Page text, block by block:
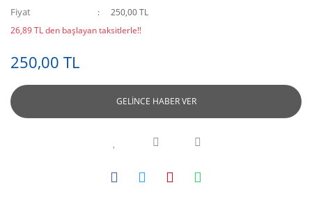
Fiyat
250,00 TL
26,89 TL den başlayan taksitlerle!!
250,00 TL
GELİNCE HABER VER